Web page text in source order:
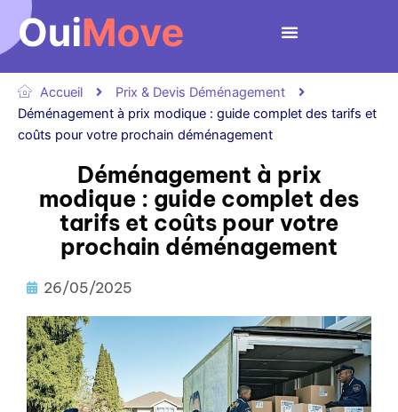
contenu
Accueil
Prix & Devis Déménagement
Déménagement à prix modique : guide complet des tarifs et
coûts pour votre prochain déménagement
Déménagement à prix
modique : guide complet des
tarifs et coûts pour votre
prochain déménagement
26/05/2025